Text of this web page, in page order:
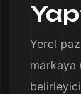
Yerel
markaya